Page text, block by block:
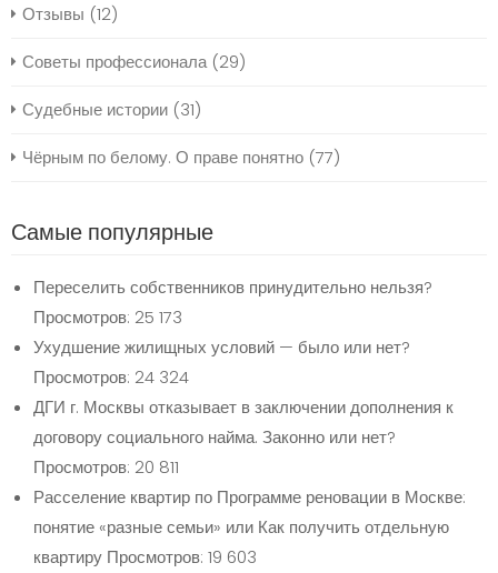
Отзывы (12)
Советы профессионала(29)
Судебные истории (31)
Чёрным по белому. О праве понятно (77)
Самые популярные
Переселить собственников принудительно нельзя?
Просмотров: 25 173
Ухудшение жилищных условий — было или нет?
Просмотров: 24 324
ДГИ г. Москвы отказывает в заключении дополнения к
договору социального найма. Законно или нет?
Просмотров: 20 811
Расселение квартир по Программе реновации в Москве:
понятие «разные семьи» или Как получить отдельную
квартиру Просмотров: 19 603